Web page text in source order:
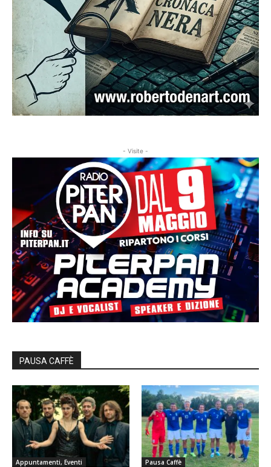
- Visite -
PAUSA CAFFÈ
Appuntamenti, Eventi Pausa Caffè